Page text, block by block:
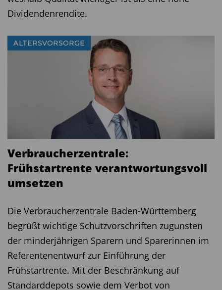
Dividendenrendite.
ALTERSVORSORGE
Verbraucherzentrale:
Frühstartrente verantwortungsvoll
umsetzen ­ ­ ­ ­ ­ ­
Die Verbraucherzentrale Baden-Württemberg
begrüßt wichtige Schutzvorschriften zugunsten
der minderjährigen Sparern und Sparerinnen im
Referentenentwurf zur Einführung der
Frühstartrente. Mit der Beschränkung auf
Standarddepots sowie dem Verbot von